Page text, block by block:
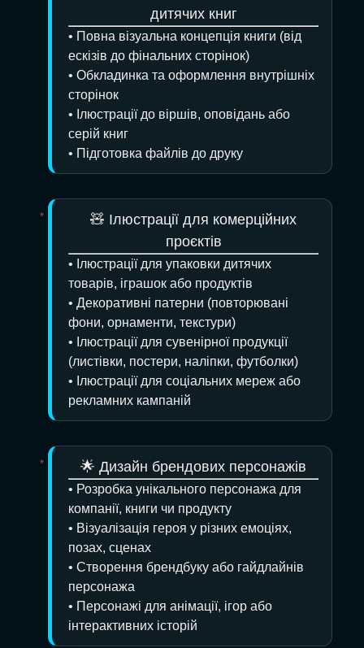
дитячих книг
• Повна візуальна концепція книги (від
ескізів до фінальних сторінок)
• Обкладинка та оформлення внутрішніх
сторінок
• Ілюстрації до віршів, оповідань або
серій книг
• Підготовка файлів до друку
🧸 Ілюстрації для комерційних
проєктів
• Ілюстрації для упаковки дитячих
товарів, іграшок або продуктів
• Декоративні патерни (повторювані
фони, орнаменти, текстури)
• Ілюстрації для сувенірної продукції
(листівки, постери, наліпки, футболки)
• Ілюстрації для соціальних мереж або
рекламних кампаній
🌟 Дизайн брендових персонажів
• Розробка унікального персонажа для
компанії, книги чи продукту
• Візуалізація героя у різних емоціях,
позах, сценах
• Створення брендбуку або гайдлайнів
персонажа
• Персонажі для анімації, ігор або
інтерактивних історій